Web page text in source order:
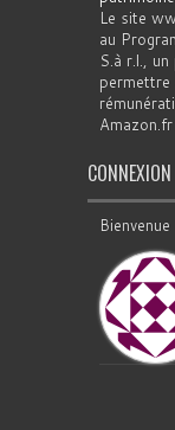
Le site
au
S.à r.l.,
permettre
Amazon.fr
CONNEXION
Bienvenue